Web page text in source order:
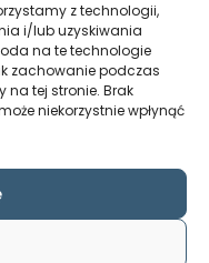
z technologii,
i/lub uzyskiwania
na te technologie
zachowanie podczas
tej stronie. Brak
niekorzystnie wpłynąć
ŁUKASZ
RESERVED